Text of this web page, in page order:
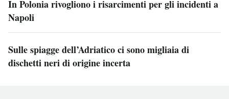
In Polonia rivogliono i risarcimenti per gli incidenti a
Napoli
Sulle spiagge dell’Adriatico ci sono migliaia di
dischetti neri di origine incerta